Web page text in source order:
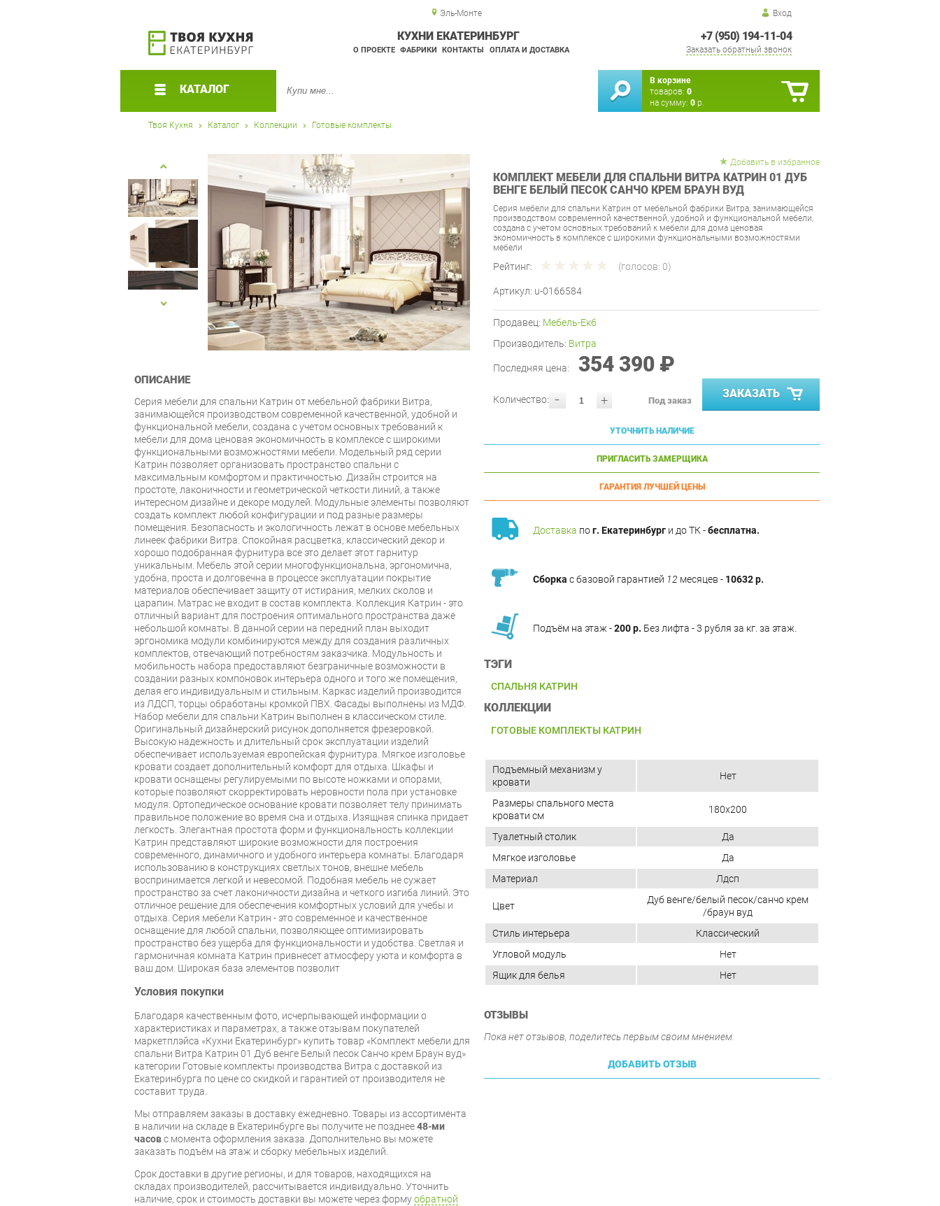
Эль-Монте Вход
+7 (950) 194-11-04
Заказать обратный звонок
КУХНИ ЕКАТЕРИНБУРГ
О ПРОЕКТЕ ФАБРИКИ КОНТАКТЫ ОПЛАТА И ДОСТАВКА
КАТАЛОГ
В корзине
товаров: 0
на сумму: 0 р.
Твоя Кухня Каталог Коллекции Готовые комплекты
Добавить в избранное
КОМПЛЕКТ МЕБЕЛИ ДЛЯ СПАЛЬНИ ВИТРА КАТРИН 01 ДУБ
ВЕНГЕ БЕЛЫЙ ПЕСОК САНЧО КРЕМ БРАУН ВУД
Серия мебели для спальни Катрин от мебельной фабрики Витра, занимающейся
производством современной качественной, удобной и функциональной мебели,
создана с учетом основных требований к мебели для дома ценовая
экономичность в комплексе с широкими функциональными возможностями
мебели
Рейтинг: (голосов: 0)
Артикул: u-0166584
Продавец: Мебель-Екб
Производитель: Витра
Последняя цена: 354 390 ₽
- +
Количество: Под заказ
ЗАКАЗАТЬ
УТОЧНИТЬ НАЛИЧИЕ
ПРИГЛАСИТЬ ЗАМЕРЩИКА
ГАРАНТИЯ ЛУЧШЕЙ ЦЕНЫ
Доставка пог. Екатеринбург и до ТК -бесплатна.
Сборка с базовой гарантией 12 месяцев - 10632 р.
Подъём на этаж -200 р. Без лифта - 3 рубля за кг. за этаж.
ТЭГИ
СПАЛЬНЯ КАТРИН
КОЛЛЕКЦИИ
ГОТОВЫЕ КОМПЛЕКТЫ КАТРИН
ОПИСАНИЕ
Серия мебели для спальни Катрин от мебельной фабрики Витра,
занимающейся производством современной качественной, удобной и
функциональной мебели, создана с учетом основных требований к
мебели для дома ценовая экономичность в комплексе с широкими
функциональными возможностями мебели. Модельный ряд серии
Катрин позволяет организовать пространство спальни с
максимальным комфортом и практичностью. Дизайн строится на
простоте, лаконичности и геометрической четкости линий, а также
интересном дизайне и декоре модулей. Модульные элементы позволяют
создать комплект любой конфигурации и под разные размеры
помещения. Безопасность и экологичность лежат в основе мебельных
линеек фабрики Витра. Спокойная расцветка, классический декор и
хорошо подобранная фурнитура все это делает этот гарнитур
уникальным. Мебель этой серии многофункциональна, эргономична,
удобна, проста и долговечна в процессе эксплуатации покрытие
материалов обеспечивает защиту от истирания, мелких сколов и
царапин. Матрас не входит в состав комплекта. Коллекция Катрин - это
отличный вариант для построения оптимального пространства даже
небольшой комнаты. В данной серии на передний план выходит
эргономика модули комбинируются между для создания различных
комплектов, отвечающий потребностям заказчика. Модульность и
мобильность набора предоставляют безграничные возможности в
создании разных компоновок интерьера одного и того же помещения,
делая его индивидуальным и стильным. Каркас изделий производится
из ЛДСП, торцы обработаны кромкой ПВХ. Фасады выполнены из МДФ.
Набор мебели для спальни Катрин выполнен в классическом стиле.
Оригинальный дизайнерский рисунок дополняется фрезеровкой.
Высокую надежность и длительный срок эксплуатации изделий
обеспечивает используемая европейская фурнитура. Мягкое изголовье
кровати создает дополнительный комфорт для отдыха. Шкафы и
кровати оснащены регулируемыми по высоте ножками и опорами,
которые позволяют скорректировать неровности пола при установке
модуля. Ортопедическое основание кровати позволяет телу принимать
правильное положение во время сна и отдыха. Изящная спинка придает
легкость. Элегантная простота форм и функциональность коллекции
Катрин представляют широкие возможности для построения
современного, динамичного и удобного интерьера комнаты. Благодаря
использованию в конструкциях светлых тонов, внешне мебель
воспринимается легкой и невесомой. Подобная мебель не сужает
пространство за счет лаконичности дизайна и четкого изгиба линий. Это
отличное решение для обеспечения комфортных условий для учебы и
отдыха. Серия мебели Катрин - это современное и качественное
оснащение для любой спальни, позволяющее оптимизировать
пространство без ущерба для функциональности и удобства. Светлая и
гармоничная комната Катрин привнесет атмосферу уюта и комфорта в
ваш дом. Широкая база элементов позволит
Условия покупки
Благодаря качественным фото, исчерпывающей информации о
характеристиках и параметрах, а также отзывам покупателей
маркетплэйса «Кухни Екатеринбург» купить товар «Комплект мебели для
спальни Витра Катрин 01 Дуб венге Белый песок Санчо крем Браун вуд»
категории Готовые комплекты производства Витра с доставкой из
Екатеринбурга по цене со скидкой и гарантией от производителя не
составит труда.
Мы отправляем заказы в доставку ежедневно. Товары из ассортимента
в наличии на складе в Екатеринбурге вы получите не позднее48-ми
часовс момента оформления заказа. Дополнительно вы можете
заказать подъём на этаж и сборку мебельных изделий.
Срок доставки в другие регионы, и для товаров, находящихся на
складах производителей, рассчитывается индивидуально. Уточнить
наличие, срок и стоимость доставки вы можете через формуобратной
Подъемный механизм у
кровати
Нет
Размеры спального места
кровати см
180x200
Туалетный столик
Да
Мягкое изголовье
Да
Материал
Лдсп
Цвет
Дуб венге/белый песок/санчо крем
/браун вуд
Стиль интерьера
Классический
Угловой модуль
Нет
Ящик для белья
Нет
ОТЗЫВЫ
Пока нет отзывов, поделитесь первым своим мнением.
ДОБАВИТЬ ОТЗЫВ